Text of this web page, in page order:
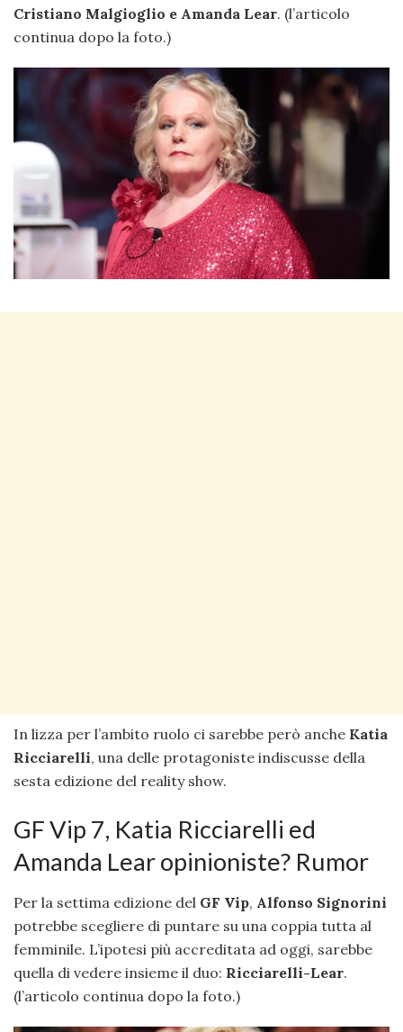
Cristiano Malgioglio e Amanda Lear. (l’articolo
continua dopo la foto.)
In lizza per l’ambito ruolo ci sarebbe però anche Katia
Ricciarelli, una delle protagoniste indiscusse della
sesta edizione del reality show.
GF Vip 7, Katia Ricciarelli ed
Amanda Lear opinioniste? Rumor
Per la settima edizione del GF Vip, Alfonso Signorini
potrebbe scegliere di puntare su una coppia tutta al
femminile. L’ipotesi più accreditata ad oggi, sarebbe
quella di vedere insieme il duo: Ricciarelli-Lear.
(l’articolo continua dopo la foto.)